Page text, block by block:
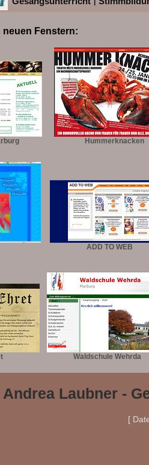
neuen Fenstern:
Hummerknacken
ADD TO WEB
Waldschule Wehrda
Andrea Laubner -
[